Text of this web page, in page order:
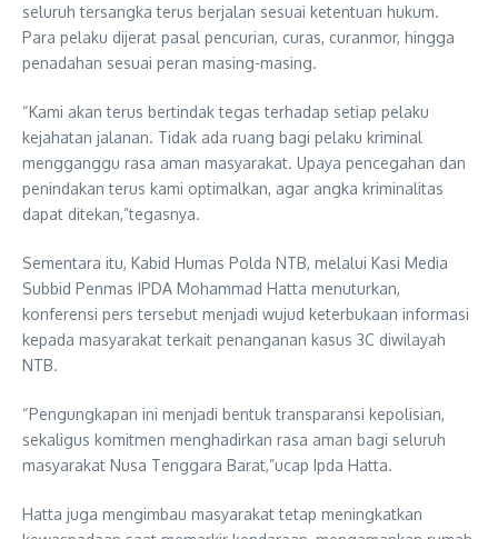
seluruh tersangka terus berjalan sesuai ketentuan hukum.
Para pelaku dijerat pasal pencurian, curas, curanmor, hingga
penadahan sesuai peran masing-masing.
“Kami akan terus bertindak tegas terhadap setiap pelaku
kejahatan jalanan. Tidak ada ruang bagi pelaku kriminal
mengganggu rasa aman masyarakat. Upaya pencegahan dan
penindakan terus kami optimalkan, agar angka kriminalitas
dapat ditekan,”tegasnya.
Sementara itu, Kabid Humas Polda NTB, melalui Kasi Media
Subbid Penmas IPDA Mohammad Hatta menuturkan,
konferensi pers tersebut menjadi wujud keterbukaan informasi
kepada masyarakat terkait penanganan kasus 3C diwilayah
NTB.
“Pengungkapan ini menjadi bentuk transparansi kepolisian,
sekaligus komitmen menghadirkan rasa aman bagi seluruh
masyarakat Nusa Tenggara Barat,”ucap Ipda Hatta.
Hatta juga mengimbau masyarakat tetap meningkatkan